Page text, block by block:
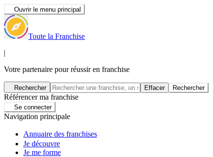
Ouvrir le menu principal
Toute la Franchise
|
Votre partenaire pour réussir en franchise
Rechercher Effacer Rechercher
Référencer ma franchise
Se connecter
Navigation principale
Annuaire des franchises
Je découvre
Je me forme